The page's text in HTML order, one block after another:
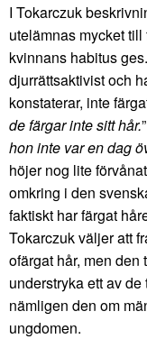
I Tokarczuk
utelämnas mycket
kvinnans habitus
djurrättsaktivist och
konstaterar, inte
de färgar inte sitt hår.
hon inte var en dag
höjer nog lite
omkring i den
faktiskt har färgat
Tokarczuk väljer att
ofärgat hår, men
understryka ett av
nämligen den om
ungdomen.